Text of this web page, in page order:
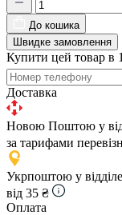
До кошика
Швидке замовлення
Купити цей товар в
Доставка
Новою Поштою у
за тарифами
Укрпоштою у
від 35 ₴
Оплата